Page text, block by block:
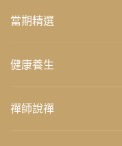
當期精選
健康養生
禪師說禪